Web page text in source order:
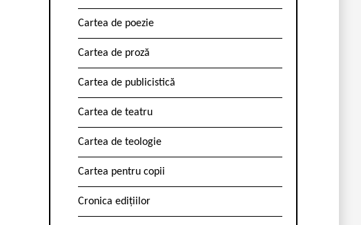
Cartea de poezie
Cartea de proză
Cartea de publicistică
Cartea de teatru
Cartea de teologie
Cartea pentru copii
Cronica edițiilor